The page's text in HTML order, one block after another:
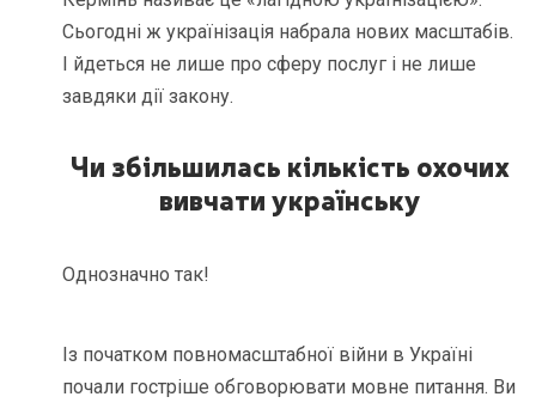
Сьогодні ж українізація набрала нових масштабів.
І йдеться не лише про сферу послуг і не лише
завдяки дії закону.
Чи збільшилась кількість охочих
вивчати українську
Однозначно так!
Із початком повномасштабної війни в Україні
почали гостріше обговорювати мовне питання. Ви